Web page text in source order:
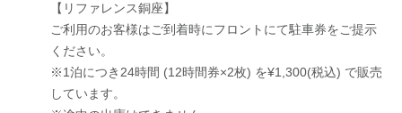
【リファレンス銅座】
ご利用のお客様はご到着時にフロントにて駐車券をご提示
ください。
※1泊につき24時間 (12時間券×2枚) を¥1,300(税込) で販売
しています。